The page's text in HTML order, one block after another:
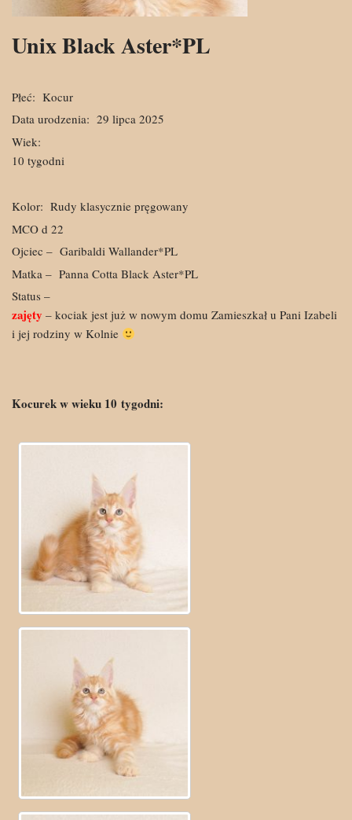
Unix Black Aster*PL
Płeć: Kocur
Data urodzenia: 29 lipca 2025
Wiek:
10 tygodni
Kolor: Rudy klasycznie pręgowany
MCO d 22
Ojciec – Garibaldi Wallander*PL
Matka – Panna Cotta Black Aster*PL
Status –
zajęty – kociak jest już w nowym domu Zamieszkał u Pani Izabeli
i jej rodziny w Kolnie
Kocurek w wieku 10 tygodni: